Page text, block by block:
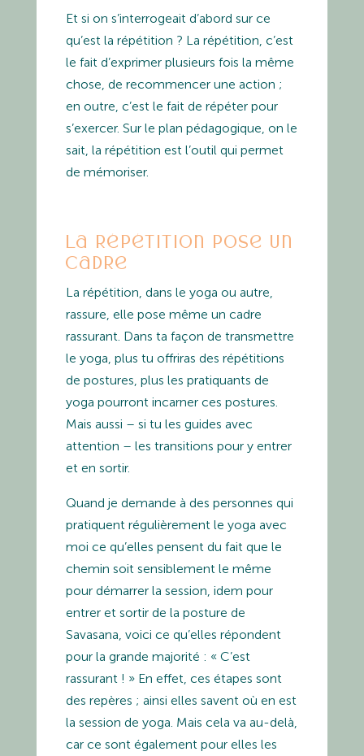
Et si on s’interrogeait d’abord sur ce
qu’est la répétition ? La répétition, c’est
le fait d’exprimer plusieurs fois la même
chose, de recommencer une action ;
en outre, c’est le fait de répéter pour
s’exercer. Sur le plan pédagogique, on le
sait, la répétition est l’outil qui permet
de mémoriser.
La répétition pose un
cadre
La répétition, dans le yoga ou autre,
rassure, elle pose même un cadre
rassurant. Dans ta façon de transmettre
le yoga, plus tu offriras des répétitions
de postures, plus les pratiquants de
yoga pourront incarner ces postures.
Mais aussi – si tu les guides avec
attention – les transitions pour y entrer
et en sortir.
Quand je demande à des personnes qui
pratiquent régulièrement le yoga avec
moi ce qu’elles pensent du fait que le
chemin soit sensiblement le même
pour démarrer la session, idem pour
entrer et sortir de la posture de
Savasana, voici ce qu’elles répondent
pour la grande majorité : « C’est
rassurant ! » En effet, ces étapes sont
des repères ; ainsi elles savent où en est
la session de yoga. Mais cela va au-delà,
car ce sont également pour elles les